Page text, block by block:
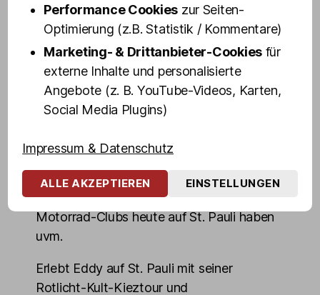
im Milieu ›aktiv‹.
Erfahrt aus erster Hand u. a., wie und
warum Eddy das erste Mal auf St. Pauli
gestrandet ist, was es mit Udo
Lindenbergs Stern vor dem Café Keese auf
sich hat, wo der Kult-Bodyguard das erste
sein geheimes »Nachtbüro« hatte, wie
man überhaupt in eine Motorrad-Gang
aufgenommen wird, welche Bedeutung
Motorrad-Clubs heute auf St. Pauli haben
uvm.
Erlebt Eddy auf St. Pauli mit seiner
Rotlicht-Kult-Kieztour und
Performance Cookies zur Seiten-
Optimierung (z.B. Statistik / Kommentare)
Marketing- & Drittanbieter-Cookies für
externe Inhalte und personalisierte
Angebote (z. B. YouTube-Videos, Karten,
Social Media Plugins)
Impressum & Datenschutz
ALLE AKZEPTIEREN EINSTELLUNGEN